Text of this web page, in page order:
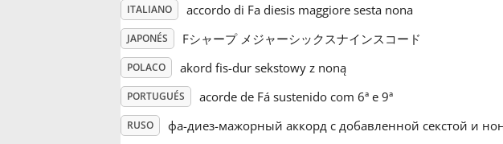
ITALIANO accordo di Fa diesis maggiore sesta nona
JAPONÉS Fシャープ メジャーシックスナインスコード
POLACO akord fis-dur sekstowy z noną
PORTUGUÉS acorde de Fá sustenido com 6ª e 9ª
RUSO фа-диез-мажорный аккорд с добавленной секстой и